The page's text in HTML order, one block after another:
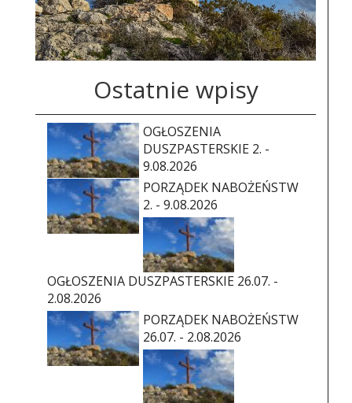
Ostatnie wpisy
OGŁOSZENIA
DUSZPASTERSKIE 2. -
9.08.2026
PORZĄDEK NABOŻEŃSTW
2. - 9.08.2026
OGŁOSZENIA DUSZPASTERSKIE 26.07. -
2.08.2026
PORZĄDEK NABOŻEŃSTW
26.07. - 2.08.2026